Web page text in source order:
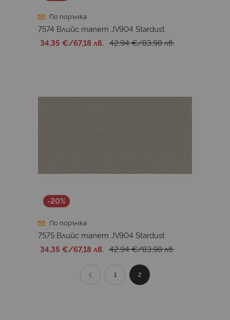
По поръчка
7574 Влийс тапет JV904 Stardust
34,35 €/67,18 лв. 42,94 €/83,98 лв.
-20%
По поръчка
7575 Влийс тапет JV904 Stardust
34,35 €/67,18 лв. 42,94 €/83,98 лв.
Страница
Страница
Назад Страница
1 В
2